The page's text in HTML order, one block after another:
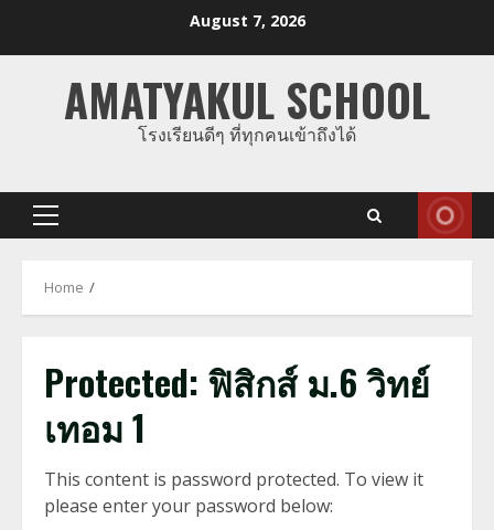
August 7, 2026
AMATYAKUL SCHOOL
โรงเรียนดีๆ ที่ทุกคนเข้าถึงได้
Primary
Home
Protected: ฟิสิกส์ ม.6 วิทย์
เทอม 1
This content is password protected. To view it
please enter your password below: